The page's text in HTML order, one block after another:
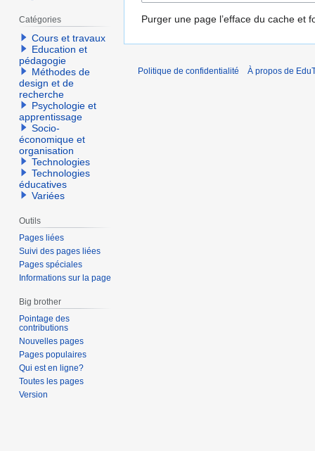
Purger une page l’efface du cache et
Catégories
Cours et travaux
Education et
pédagogie
Méthodes de
design et de
recherche
Psychologie et
apprentissage
Socio-
économique et
organisation
Technologies
Technologies
éducatives
Variées
Outils
Pages liées
Suivi des pages liées
Pages spéciales
Informations sur la page
Big brother
Pointage des
contributions
Nouvelles pages
Pages populaires
Qui est en ligne?
Toutes les pages
Version
Politique de confidentialité À propos de